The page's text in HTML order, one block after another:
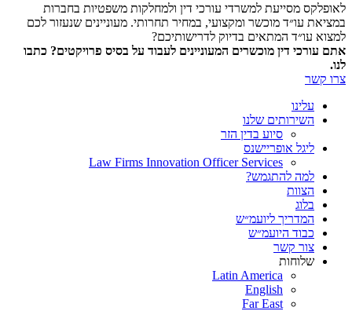
לאופלקס מסייעת למשרדי עורכי דין ולמחלקות משפטיות בחברות
במציאת עו״ד מוכשר ומקצועי, במחיר תחרותי. מעוניינים שנעזור לכם
למצוא עו״ד המתאים בדיוק לדרישותיכם?
אתם עורכי דין מוכשרים המעוניינים לעבוד על בסיס פרויקטים? כתבו
לנו.
צרו קשר
עלינו
השירותים שלנו
סיוע בדין הזר
ליגל אופריישנס
Law Firms Innovation Officer Services
למה להתגמש?
הצוות
בלוג
המדריך ליועמ״ש
כבוד היועמ״ש
צור קשר
שלוחות
Latin America
English
Far East